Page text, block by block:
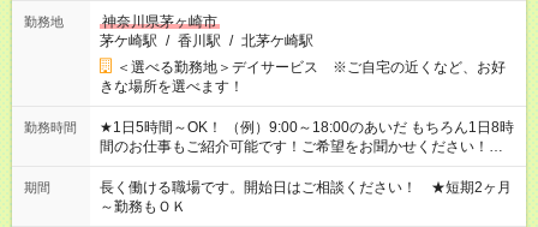
勤務地
神奈川県茅ヶ崎市
茅ケ崎駅 / 香川駅 / 北茅ケ崎駅
＜選べる勤務地＞デイサービス ※ご自宅の近くなど、お好
きな場所を選べます！
勤務時間
★1日5時間～OK！ （例）9:00～18:00のあいだ もちろん1日8時
間のお仕事もご紹介可能です！ご希望をお聞かせください！★家
庭の都合でお休みが必要な場合も遠慮なくご相談ください。 ※
週最低15時間以上の勤務が必要です
期間
長く働ける職場です。開始日はご相談ください！ ★短期2ヶ月
～勤務もＯＫ